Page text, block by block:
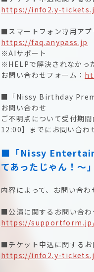
https://info2.y-
■スマートフォン専用アプ
https://faq.anypass.jp
※AIサポート
※HELPで解決されなかっ
お問い合わせフォーム：
■「Nissy Birthday
お問い合わせ
ご不明点について受付期
12:00】までにお問い合わ
■「Nissy
てあったじゃん！〜
内容によって、お問い合
■公演に関するお問い合
https://
■チケット申込に関するお
https://info2.y-